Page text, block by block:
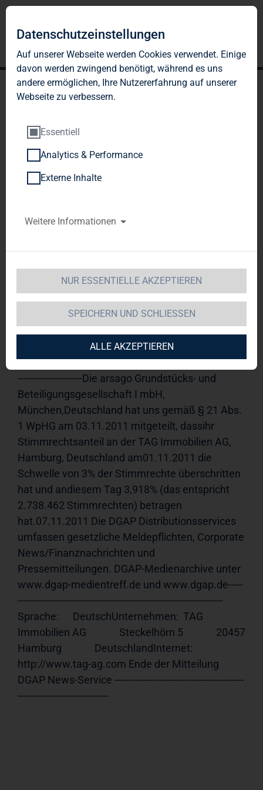
TAG Immobilien AG:
Veröffentlichung gemäß §
26 Abs. 1 WpHG mit dem
Verbreitung
TAG Immobilien AG 07.11.2011
14:10Veröffentlichung einer
Stimmrechtsmitteilung, übermittelt durch die
den Inhalt der Mitteilung ist der Emittent
verantwortlich.-----------------------------------------------------
----------------------Die arsago Grundstücks- und
Beteiligungsgesellschaft I mbH,
München,Deutschland hat uns gemäß § 21 Abs.
1 WpHG am 03.11.2011 mitgeteilt, dassihr
Stimmrechtsanteil an der TAG Immobilien AG,
Hamburg, Deutschland am01.11.2011 die
Schwelle von 3% der Stimmrechte überschritten
hat und andiesem Tag 3,918% (das entspricht
2.738.462 Stimmrechten) betragen
hat.07.11.2011 Die DGAP Distributionsservices
umfassen gesetzliche Meldepflichten, Corporate
News/Finanznachrichten und
Pressemitteilungen. DGAP-Medienarchive unter
www.dgap-medientreff.de und www.dgap.de-----
----------------------------------------------------------------------
Sprache:      DeutschUnternehmen:  TAG
Immobilien AG              Steckelhörn 5              20457
Hamburg              DeutschlandInternet:
http://www.tag-ag.com Ende der Mitteilung
DGAP News-Service --------------------------------------------
-------------------------------
Datenschutzeinstellungen
Auf unserer Webseite werden Cookies verwendet. Einige
davon werden zwingend benötigt, während es uns
andere ermöglichen, Ihre Nutzererfahrung auf unserer
Webseite zu verbessern.
Essentiell
Analytics & Performance
Externe Inhalte
Weitere Informationen
NUR ESSENTIELLE AKZEPTIEREN
SPEICHERN UND SCHLIESSEN
ALLE AKZEPTIEREN